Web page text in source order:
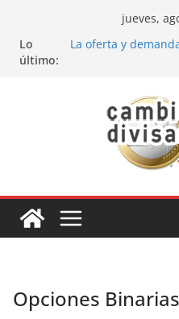
contenido
jueves,
Lo
último:
La oferta y
Oportunidades de
en 2024
Los bancos más
Estrategia de los
Opciones Binarias